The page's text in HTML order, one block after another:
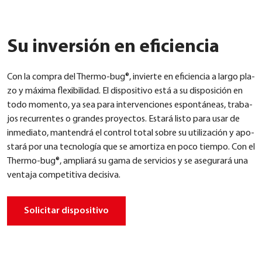
Su inversión en eficiencia
Con la com­pra del Ther­mo-bug®, invier­te en efi­ci­en­cia a lar­go pla­
zo y máxi­ma fle­xi­bil­idad. El dis­po­si­tivo está a su dis­po­si­ción en
todo momen­to, ya sea para inter­ven­cio­nes espon­tá­ne­as, tra­ba­
jos recur­ren­tes o gran­des proyec­tos. Estará lis­to para usar de
inme­dia­to, man­ten­drá el con­trol total sob­re su uti­li­za­ción y apo­
stará por una tec­no­lo­gía que se amor­tiza en poco tiem­po. Con el
Ther­mo-bug®, ampli­ará su gama de ser­vici­os y se ase­gur­ará una
ven­ta­ja com­pe­ti­ti­va decisi­va.
Soli­ci­tar dis­po­si­tivo